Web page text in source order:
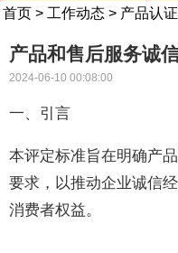
首页 > 工作动态 > 产品认
产品和售后服务诚
2024-06-10 00:08:00
一、引言
本评定标准旨在明确产
要求，以推动企业诚信
消费者权益。